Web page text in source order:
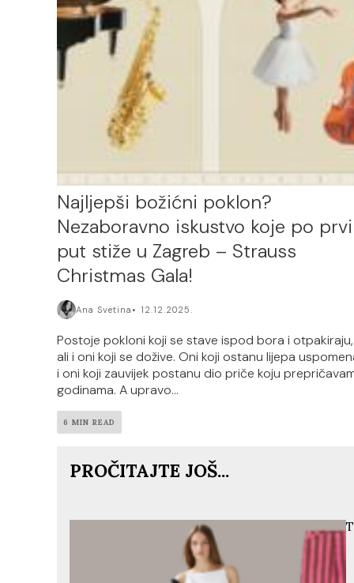
Najljepši božićni poklon?
Nezaboravno iskustvo koje po prvi
put stiže u Zagreb – Strauss
Christmas Gala!
Ana Svetina 12.12.2025.
Postoje pokloni koji se stave ispod bora i otpakiraju,
ali i oni koji se dožive. Oni koji ostanu lijepa
i oni koji zauvijek postanu dio priče koju
godinama. A upravo...
6 MIN READ
PROČITAJTE JOŠ...